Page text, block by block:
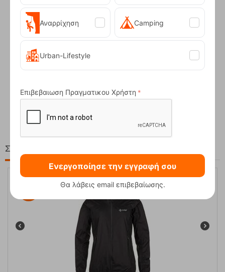
Compact Ocean Blue Τηλεσκοπικά Μπατόν Πεζ...
Στη ίδια Τιμή!
Αναρρίχηση Camping
Urban-Lifestyle
Επιβεβαιωση Πραγματικου Χρήστη
Ενεργοποίησε την εγγραφή σου
Θα λάβεις email επιβεβαίωσης.